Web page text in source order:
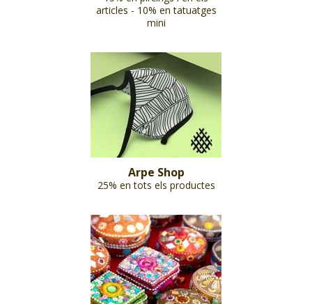
articles - 10% en tatuatges
mini
Arpe Shop
25% en tots els productes